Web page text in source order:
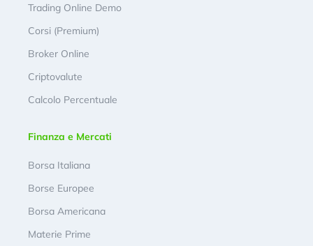
Trading Online Demo
Corsi (Premium)
Broker Online
Criptovalute
Calcolo Percentuale
Finanza e Mercati
Borsa Italiana
Borse Europee
Borsa Americana
Materie Prime